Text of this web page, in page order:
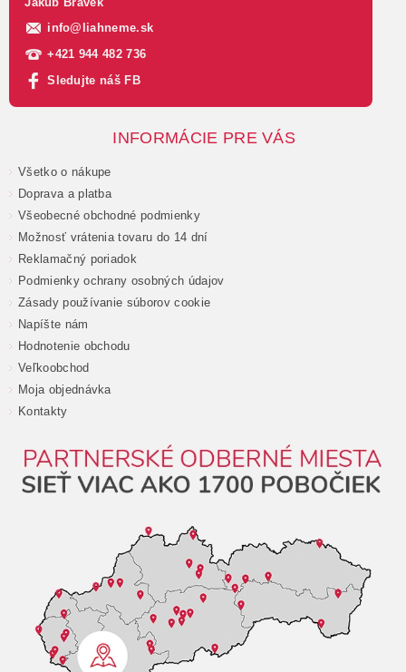
info@ liahneme.sk
+421 944 482 736
Sledujte náš FB
INFORMÁCIE PRE VÁS
Všetko o nákupe
Doprava a platba
Všeobecné obchodné podmienky
Možnosť vrátenia tovaru do 14 dní
Reklamačný poriadok
Podmienky ochrany osobných údajov
Zásady používanie súborov cookie
Napíšte nám
Hodnotenie obchodu
Veľkoobchod
Moja objednávka
Kontakty